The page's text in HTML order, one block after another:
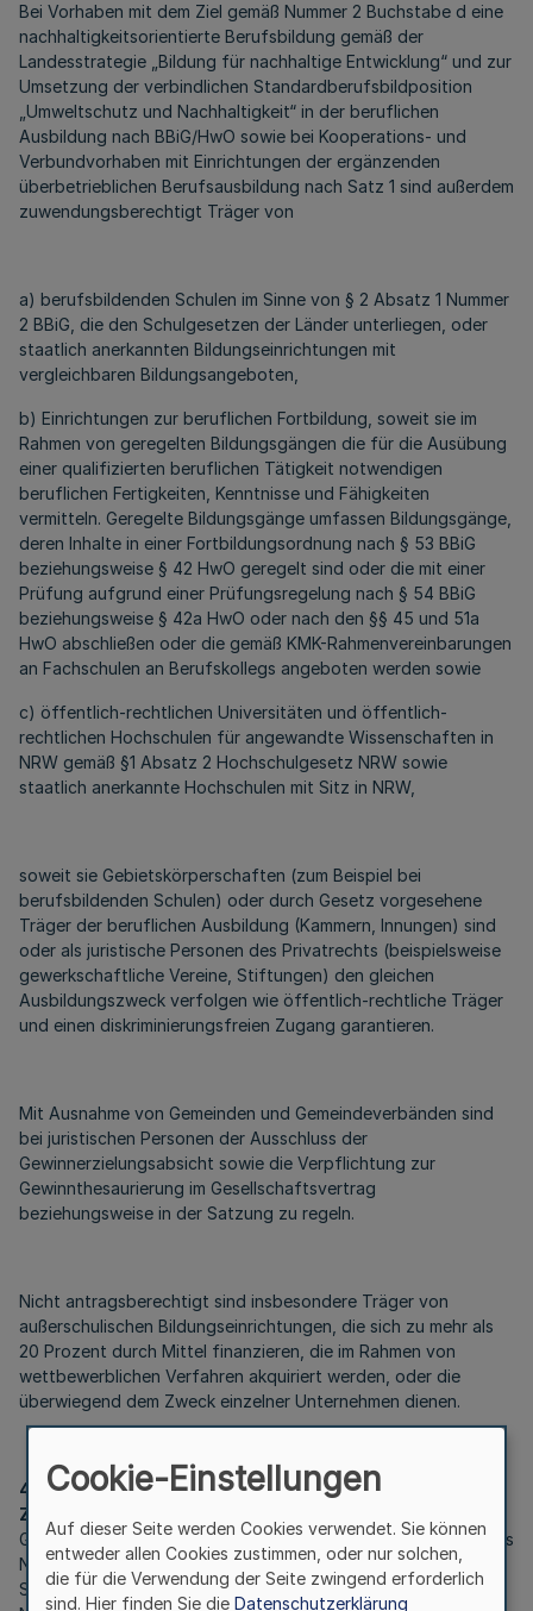
Bei Vorhaben mit dem Ziel gemäß Nummer 2 Buchstabe d eine
nachhaltigkeitsorientierte Berufsbildung gemäß der
Landesstrategie „Bildung für nachhaltige Entwicklung“ und zur
Umsetzung der verbindlichen Standardberufsbildposition
„Umweltschutz und Nachhaltigkeit“ in der beruflichen
Ausbildung nach BBiG/HwO sowie bei Kooperations- und
Verbundvorhaben mit Einrichtungen der ergänzenden
überbetrieblichen Berufsausbildung nach Satz 1 sind außerdem
zuwendungsberechtigt Träger von
a) berufsbildenden Schulen im Sinne von § 2 Absatz 1 Nummer
2 BBiG, die den Schulgesetzen der Länder unterliegen, oder
staatlich anerkannten Bildungseinrichtungen mit
vergleichbaren Bildungsangeboten,
b) Einrichtungen zur beruflichen Fortbildung, soweit sie im
Rahmen von geregelten Bildungsgängen die für die Ausübung
einer qualifizierten beruflichen Tätigkeit notwendigen
beruflichen Fertigkeiten, Kenntnisse und Fähigkeiten
vermitteln. Geregelte Bildungsgänge umfassen Bildungsgänge,
deren Inhalte in einer Fortbildungsordnung nach § 53 BBiG
beziehungsweise § 42 HwO geregelt sind oder die mit einer
Prüfung aufgrund einer Prüfungsregelung nach § 54 BBiG
beziehungsweise § 42a HwO oder nach den §§ 45 und 51a
HwO abschließen oder die gemäß KMK-Rahmenvereinbarungen
an Fachschulen an Berufskollegs angeboten werden sowie
c) öffentlich-rechtlichen Universitäten und öffentlich-
rechtlichen Hochschulen für angewandte Wissenschaften in
NRW gemäß §1 Absatz 2 Hochschulgesetz NRW sowie
staatlich anerkannte Hochschulen mit Sitz in NRW,
soweit sie Gebietskörperschaften (zum Beispiel bei
berufsbildenden Schulen) oder durch Gesetz vorgesehene
Träger der beruflichen Ausbildung (Kammern, Innungen) sind
oder als juristische Personen des Privatrechts (beispielsweise
gewerkschaftliche Vereine, Stiftungen) den gleichen
Ausbildungszweck verfolgen wie öffentlich-rechtliche Träger
und einen diskriminierungsfreien Zugang garantieren.
Mit Ausnahme von Gemeinden und Gemeindeverbänden sind
bei juristischen Personen der Ausschluss der
Gewinnerzielungsabsicht sowie die Verpflichtung zur
Gewinnthesaurierung im Gesellschaftsvertrag
beziehungsweise in der Satzung zu regeln.
Nicht antragsberechtigt sind insbesondere Träger von
außerschulischen Bildungseinrichtungen, die sich zu mehr als
20 Prozent durch Mittel finanzieren, die im Rahmen von
wettbewerblichen Verfahren akquiriert werden, oder die
überwiegend dem Zweck einzelner Unternehmen dienen.
4
Zuwendungsvoraussetzungen
Gefördert werden Vorhaben im Rheinischen Revier (Rhein-Kreis
Neuss, Rhein-Erft-Kreis, Kreis Düren, Kreis Heinsberg,
Städteregion Aachen, Stadt Mönchengladbach) und im
Cookie-Einstellungen
Auf dieser Seite werden Cookies verwendet. Sie können
entweder allen Cookies zustimmen, oder nur solchen,
die für die Verwendung der Seite zwingend erforderlich
sind. Hier finden Sie die Datenschutzerklärung